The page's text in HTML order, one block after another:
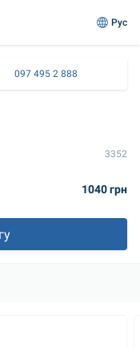
Рус
097 495 2 888
3352
1040 грн